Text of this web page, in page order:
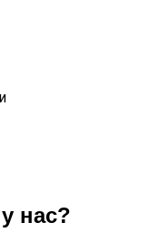
нас?